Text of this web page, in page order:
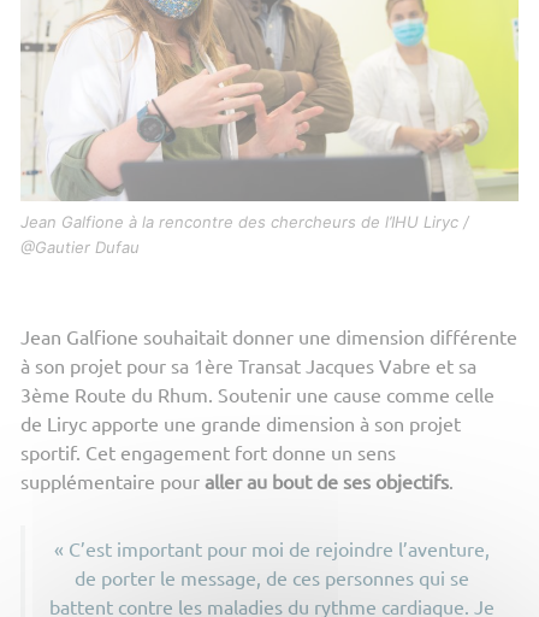
Jean Galfione à la rencontre des chercheurs de l’IHU Liryc /
@Gautier Dufau
Jean Galfione souhaitait donner une dimension différente
à son projet pour sa 1ère Transat Jacques Vabre et sa
3ème Route du Rhum. Soutenir une cause comme celle
de Liryc apporte une grande dimension à son projet
sportif. Cet engagement fort donne un sens
supplémentaire pouraller au bout de ses objectifs.
« C’est important pour moi de rejoindre l’aventure,
de porter le message, de ces personnes qui se
battent contre les maladies du rythme cardiaque. Je